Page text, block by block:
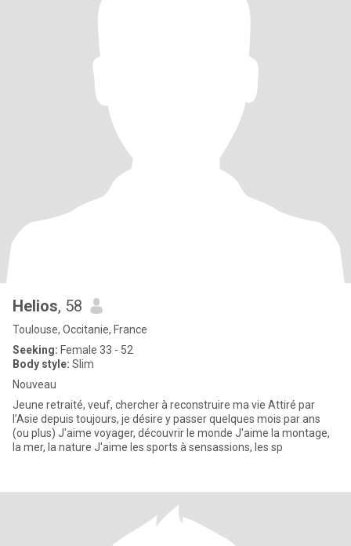
Helios, 58
Toulouse, Occitanie, France
Seeking: Female 33 - 52
Body style: Slim
Nouveau
Jeune retraité, veuf, chercher à reconstruire ma vie Attiré par
l’Asie depuis toujours, je désire y passer quelques mois par ans
(ou plus) J'aime voyager, découvrir le monde J'aime la montage,
la mer, la nature J'aime les sports à sensassions, les sp